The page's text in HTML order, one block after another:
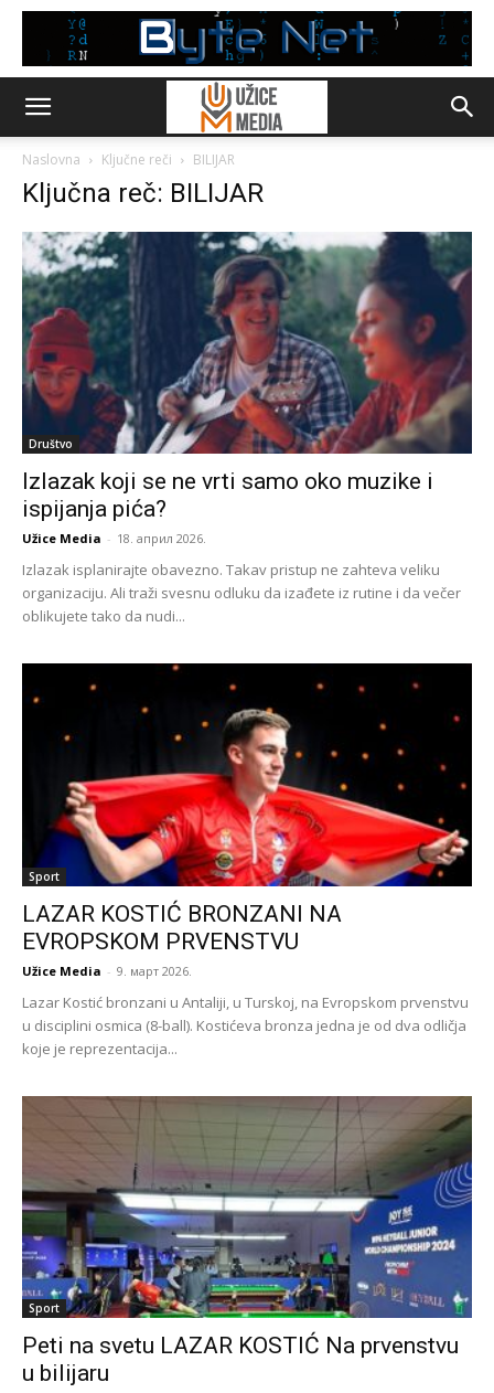
Naslovna Ključne reči BILIJAR
Ključna reč: BILIJAR
Društvo
Izlazak koji se ne vrti samo oko muzike i
ispijanja pića?
Užice Media - 18. април 2026.
Izlazak isplanirajte obavezno. Takav pristup ne zahteva veliku
organizaciju. Ali traži svesnu odluku da izađete iz rutine i da večer
oblikujete tako da nudi...
Sport
LAZAR KOSTIĆ BRONZANI NA
EVROPSKOM PRVENSTVU
Užice Media - 9. март 2026.
Lazar Kostić bronzani u Antaliji, u Turskoj, na Evropskom prvenstvu
u disciplini osmica (8-ball). Kostićeva bronza jedna je od dva odličja
koje je reprezentacija...
Sport
Peti na svetu LAZAR KOSTIĆ Na prvenstvu
u bilijaru